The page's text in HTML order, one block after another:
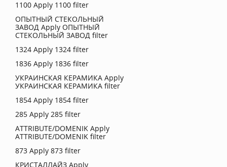
1100 Apply 1100 filter
ОПЫТНЫЙ СТЕКОЛЬНЫЙ
ЗАВОД Apply ОПЫТНЫЙ
СТЕКОЛЬНЫЙ ЗАВОД filter
1324 Apply 1324 filter
1836 Apply 1836 filter
УКРАИНСКАЯ КЕРАМИКА Apply
УКРАИНСКАЯ КЕРАМИКА filter
1854 Apply 1854 filter
285 Apply 285 filter
ATTRIBUTE/DOMENIK Apply
ATTRIBUTE/DOMENIK filter
873 Apply 873 filter
КРИСТАЛЛАЙЗ Apply